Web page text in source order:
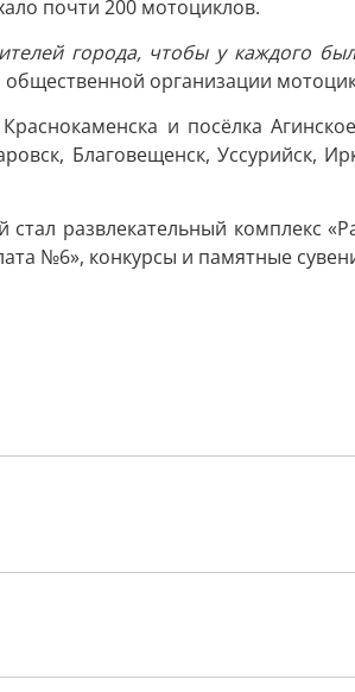
почти 200 мотоциклов.
города, чтобы у каждого
общественной организации
и посёлка
Благовещенск, Уссурийск,
развлекательный комплекс
№6», конкурсы и памятные